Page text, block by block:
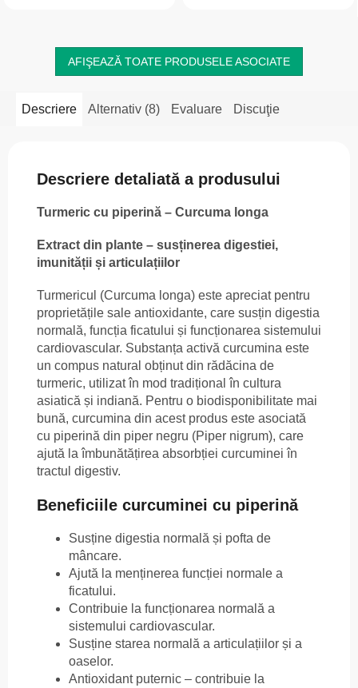
AFIŞEAZĂ TOATE PRODUSELE ASOCIATE
Descriere Alternativ (8) Evaluare Discuţie
Descriere detaliată a produsului
Turmeric cu piperină – Curcuma longa
Extract din plante – susținerea digestiei,
imunității și articulațiilor
Turmericul (Curcuma longa) este apreciat pentru
proprietățile sale antioxidante, care susțin digestia
normală, funcția ficatului și funcționarea sistemului
cardiovascular. Substanța activă curcumina este
un compus natural obținut din rădăcina de
turmeric, utilizat în mod tradițional în cultura
asiatică și indiană. Pentru o biodisponibilitate mai
bună, curcumina din acest produs este asociată
cu piperină din piper negru (Piper nigrum), care
ajută la îmbunătățirea absorbției curcuminei în
tractul digestiv.
Beneficiile curcuminei cu piperină
Susține digestia normală și pofta de
mâncare.
Ajută la menținerea funcției normale a
ficatului.
Contribuie la funcționarea normală a
sistemului cardiovascular.
Susține starea normală a articulațiilor și a
oaselor.
Antioxidant puternic – contribuie la